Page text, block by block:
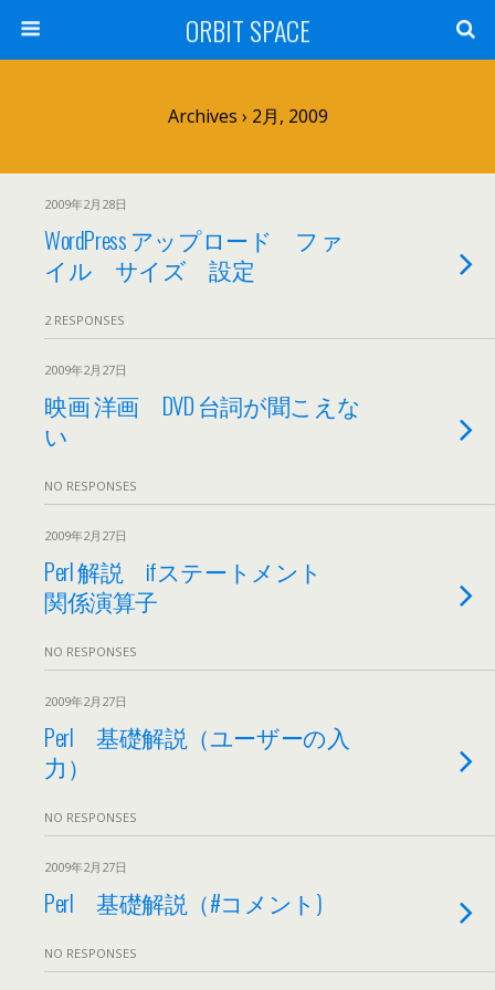
ORBIT SPACE
Archives › 2月, 2009
2009年2月28日
WordPress アップロード ファ
イル サイズ 設定
2 RESPONSES
2009年2月27日
映画 洋画 DVD 台詞が聞こえな
い
NO RESPONSES
2009年2月27日
Perl 解説 ifステートメント
関係演算子
NO RESPONSES
2009年2月27日
Perl 基礎解説（ユーザーの入
力）
NO RESPONSES
2009年2月27日
Perl 基礎解説（#コメント)
NO RESPONSES